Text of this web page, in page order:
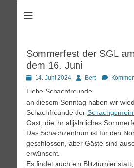
Sommerfest der SGL
dem 16. Juni
Posted14. Juni 2024 AutorBerti
Liebe Schachfreunde
an diesem Sonntag haben wir
Schachfreunde der
Gast, die ihr alljährliches
Das Schachzentrum ist für den
geschlossen, aber Gäste sind
erwünscht.
Es findet auch ein Blitzturnier